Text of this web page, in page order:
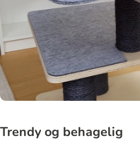
Trendy og behagelig